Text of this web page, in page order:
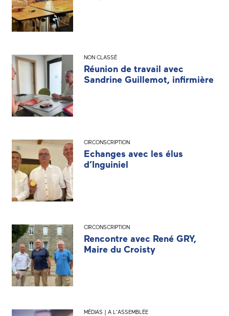
NON CLASSÉ
Réunion de travail avec
Sandrine Guillemot, infirmière
CIRCONSCRIPTION
Echanges avec les élus
d’Inguiniel
CIRCONSCRIPTION
Rencontre avec René GRY,
Maire du Croisty
MÉDIAS | A L'ASSEMBLÉE